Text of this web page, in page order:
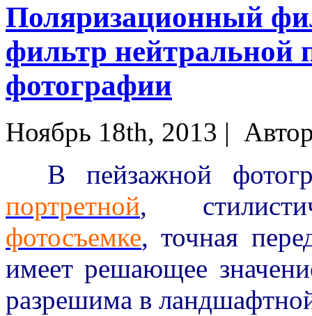
Поляризационный
фильтр нейтральной
фотографии
Ноябрь 18th, 2013 |
В пейзажной
портретной,
фотосъемке, точная
имеет решающее
разрешима в